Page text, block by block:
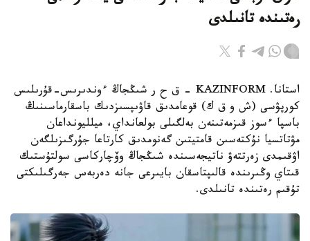
رەتىندە تانىلدى
استانا. KAZINFORM – ق ح ر شىڭجاڭ ءوندىرىس-قۇرىلىس
كورپۋسى (ش و ق ك) قوعامدىق قاۋىپسىزدىك باسقارماسىنىڭ
باسپا ءسوز قىزمەتىنەن بەلگىلى بولعانداي، ميلليونداعان
مۋتاتسيا نۇكتەسىن قامتيتىن گەنومدىق كارتاعا جۇرگىزىلگەن
اۋقىمدى زەرتتەۋ ناتيجەسىندە شىڭجاڭ وۆچاركاسى سولتۇستىك
قىتاي وڭىرىندە قالىپتاسقان بايىرعى جانە دەربەس جەرگىلىكتى
تۇقىم رەتىندە تانىلدى.